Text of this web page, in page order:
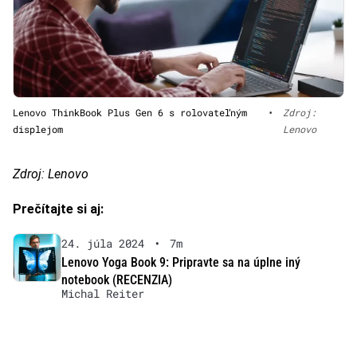
Lenovo ThinkBook Plus Gen 6 s rolovateľným
displejom
•
Zdroj:
Lenovo
Zdroj: Lenovo
Prečítajte si aj:
24. júla 2024 •
7m
Lenovo Yoga Book 9: Pripravte sa na úplne iný
notebook (RECENZIA)
Michal Reiter